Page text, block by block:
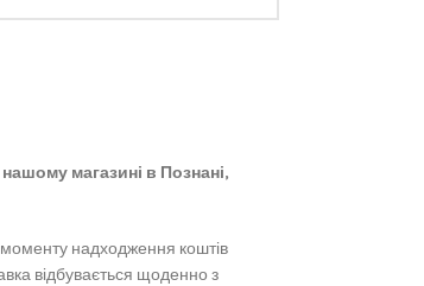
магазині в Познані,
надходження коштів
відбувається щоденно з